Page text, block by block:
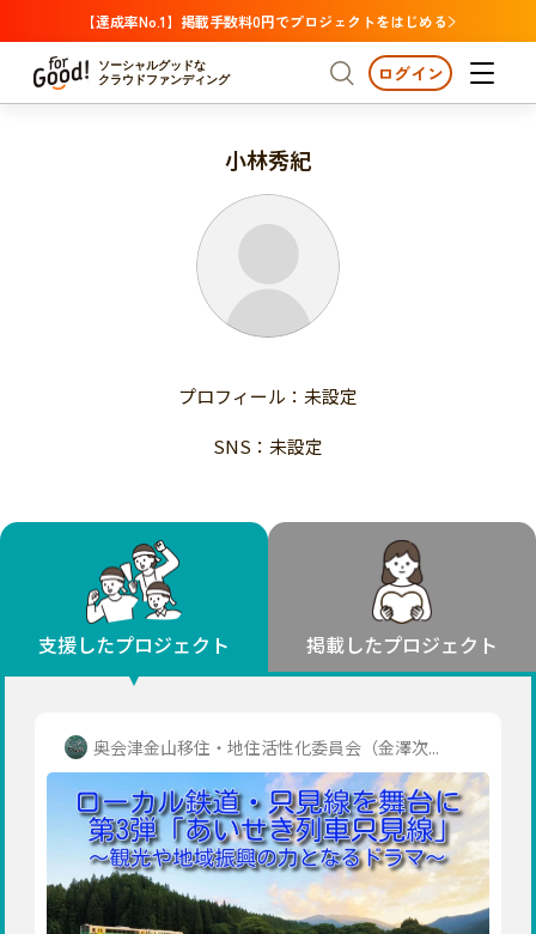
【達成率No.1】掲載手数料0円でプロジェクトをはじめる
ソーシャルグッドな
クラウドファンディング
プロジェクトからさがす 注目
支援金額が多い
支援人数が多い
終了日が近い
国際協力
子ども・教育
フード・農業
文化
環境・エシカル
人権・マイノリティ
社会貢献
地域からさがす 北海道・東北
北海道
宮城
秋田
山形
福島
支援金額が多い
終了日が近い
カテゴリーからさがす
医療・福祉
子ども・教育
人権・マイノリティ
北海道 青森 岩手 宮城
秋田
福島
茨城 栃木 群馬
千葉
東京
神奈川
新潟 富山 石川 福井
山梨
長野
岐阜 静岡 愛知
滋賀 京都 大阪
兵庫
奈良
和歌山
中国
ログイン
小林秀紀
プロフィール：未設定
SNS：未設定
支援したプロジェクト 掲載したプロジェクト
奥会津金山移住・地住活性化委員会（金澤次...